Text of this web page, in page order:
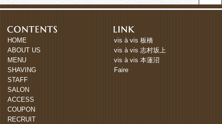
HOME
ABOUT US
MENU
SHAVING
STAFF
SALON
ACCESS
COUPON
RECRUIT
vis à vis 板橋
vis à vis 志村坂上
vis à vis 本蓮沼
Faire